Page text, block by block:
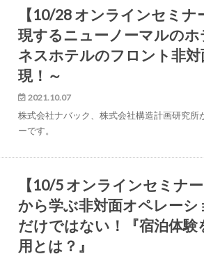
【10/28 オンラインセミ
現するニューノーマルのホ
ネスホテルのフロント非
現！～
2021.10.07
株式会社ナバック、株式会社構造計画研究所
ーです。
【10/5 オンラインセミナ
から学ぶ非対面オペレーシ
だけではない！『宿泊体
用とは？』